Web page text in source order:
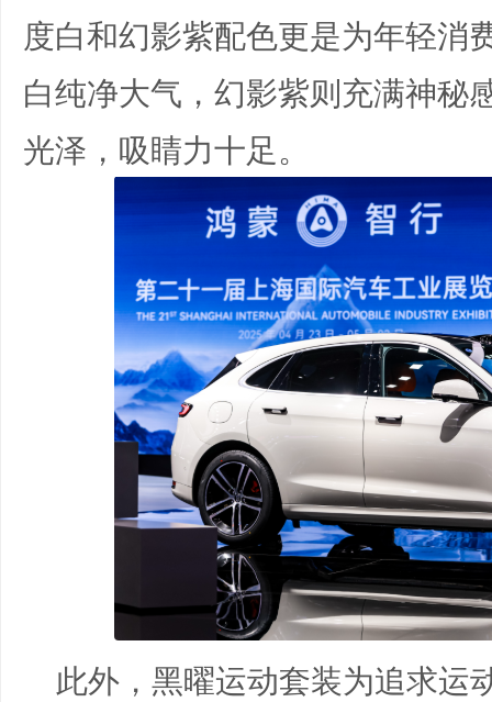
度白和幻影紫配色更是为年轻
白纯净大气，幻影紫则充满神秘
光泽，吸睛力十足。
此外，黑曜运动套装为追求运